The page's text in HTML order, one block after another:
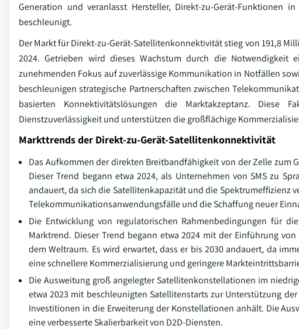
Generation und veranlasst Hersteller, Direkt-zu-Gerät-Funktionen
beschleunigt.
Der Markt für Direkt-zu-Gerät-Satellitenkonnektivität stieg von 191,8
2024. Getrieben wird dieses Wachstum durch die Notwendigkeit
zunehmenden Fokus auf zuverlässige Kommunikation in Notfällen
beschleunigen strategische Partnerschaften zwischen
basierten Konnektivitätslösungen die Marktakzeptanz. Diese
Dienstzuverlässigkeit und unterstützen die großflächige
Markttrends der Direkt-zu-Gerät-Satellitenkonnektivität
Das Aufkommen der direkten Breitbandfähigkeit von der Zelle zum
Dieser Trend begann etwa 2024, als Unternehmen von SMS zu
andauert, da sich die Satellitenkapazität und die Spektrumeffizienz
Telekommunikationsanwendungsfälle und die Schaffung neuer
Die Entwicklung von regulatorischen Rahmenbedingungen für
Marktrend. Dieser Trend begann etwa 2024 mit der Einführung
dem Weltraum. Es wird erwartet, dass er bis 2030 andauert, da
eine schnellere Kommerzialisierung und geringere
Die Ausweitung groß angelegter Satellitenkonstellationen im
etwa 2023 mit beschleunigten Satellitenstarts zur Unterstützung
Investitionen in die Erweiterung der Konstellationen anhält. Die
eine verbesserte Skalierbarkeit von D2D-Diensten.